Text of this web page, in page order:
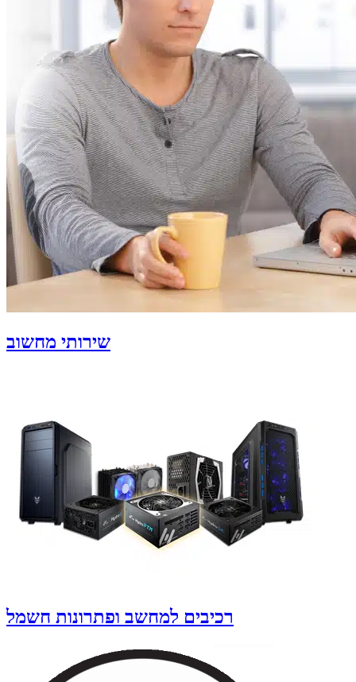
שירותי מחשוב
רכיבים למחשב ופתרונות חשמל